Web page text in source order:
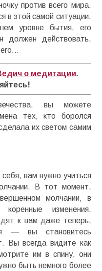
против всего мира.
в этой самой ситуации.
уровне бытия, его
должен действовать,
о медитации.
вы можете
тех, кто боролся
их светом самим
вам нужно учиться
В тот момент,
молчании, в
изменения.
к вам даже теперь,
— вы становитесь
Вы всегда видите как
им в спину, они
быть немного более